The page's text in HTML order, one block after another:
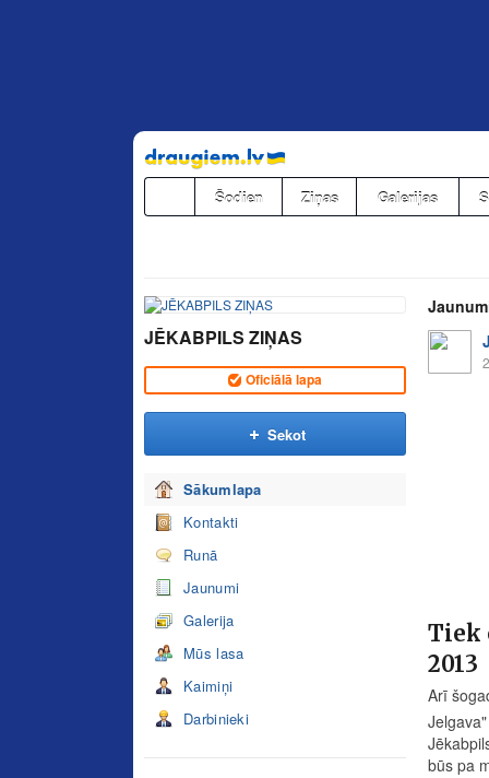
Pāriet
uz
saturu
Šodien Ziņas Galerijas
JĒKABPILS ZIŅAS
Oficiālā lapa
Sekot
Sākumlapa
Kontakti
Runā
Jaunumi
Galerija
Mūs lasa
Kaimiņi
Darbinieki
Tiek
2013
Arī
būs pa